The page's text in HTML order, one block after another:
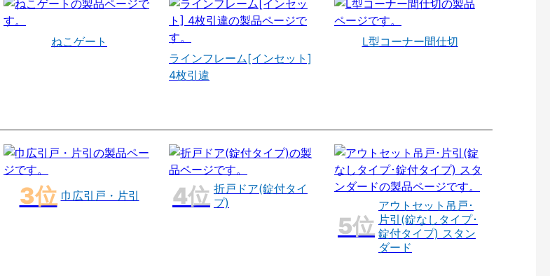
ねこゲート
ラインフレーム[インセット]
4枚引違
L型コーナー間仕切
巾広引戸・片引
折戸ドア(錠付タイ
プ)
アウトセット吊戸･
片引(錠なしタイプ･
錠付タイプ) スタン
ダード